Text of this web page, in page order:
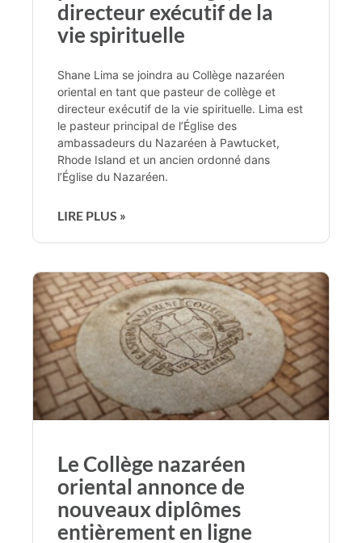
directeur exécutif de la
vie spirituelle
Shane Lima se joindra au Collège nazaréen
oriental en tant que pasteur de collège et
directeur exécutif de la vie spirituelle. Lima est
le pasteur principal de l’Église des
ambassadeurs du Nazaréen à Pawtucket,
Rhode Island et un ancien ordonné dans
l’Église du Nazaréen.
LIRE PLUS »
Le Collège nazaréen
oriental annonce de
nouveaux diplômes
entièrement en ligne